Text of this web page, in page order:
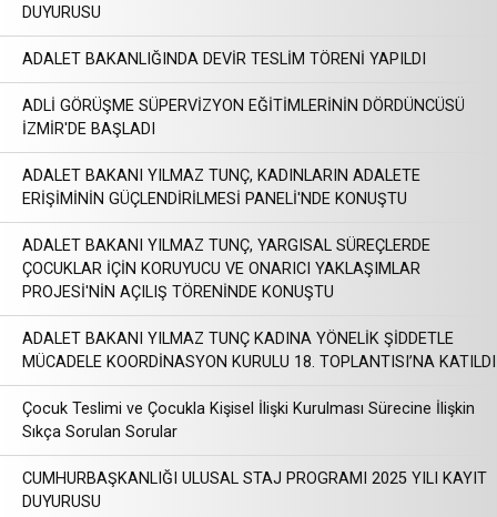
DUYURUSU
ADALET BAKANLIĞINDA DEVİR TESLİM TÖRENİ YAPILDI
ADLİ GÖRÜŞME SÜPERVİZYON EĞİTİMLERİNİN DÖRDÜNCÜSÜ
İZMİR'DE BAŞLADI
ADALET BAKANI YILMAZ TUNÇ, KADINLARIN ADALETE
ERİŞİMİNİN GÜÇLENDİRİLMESİ PANELİ'NDE KONUŞTU
ADALET BAKANI YILMAZ TUNÇ, YARGISAL SÜREÇLERDE
ÇOCUKLAR İÇİN KORUYUCU VE ONARICI YAKLAŞIMLAR
PROJESİ'NİN AÇILIŞ TÖRENİNDE KONUŞTU
ADALET BAKANI YILMAZ TUNÇ KADINA YÖNELİK ŞİDDETLE
MÜCADELE KOORDİNASYON KURULU 18. TOPLANTISI’NA KATILDI
Çocuk Teslimi ve Çocukla Kişisel İlişki Kurulması Sürecine İlişkin
Sıkça Sorulan Sorular
CUMHURBAŞKANLIĞI ULUSAL STAJ PROGRAMI 2025 YILI KAYIT
DUYURUSU